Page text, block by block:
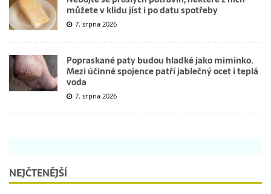
můžete v klidu jíst i po datu spotřeby
7. srpna 2026
Popraskané paty budou hladké jako miminko.
Mezi účinné spojence patří jablečný ocet i teplá
voda
7. srpna 2026
NEJČTENĚJŠÍ